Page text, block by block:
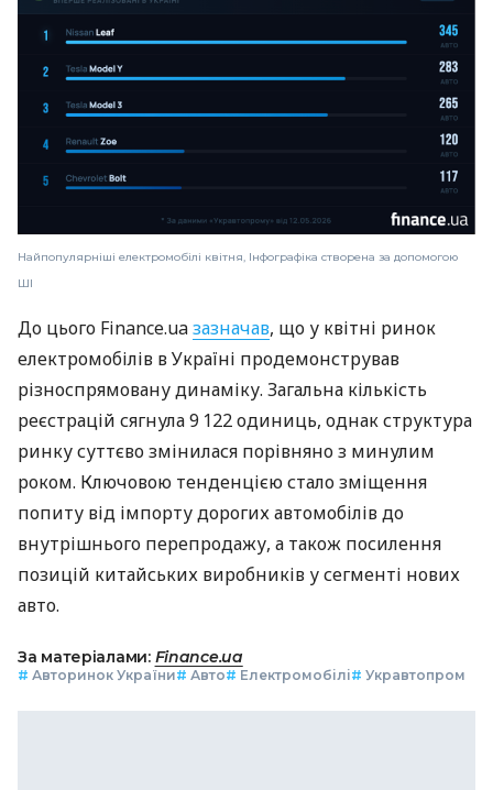
Найпопулярніші електромобілі квітня, Інфографіка створена за допомогою
ШІ
До цього Finance.uaзазначав, що у квітні ринок
електромобілів в Україні продемонстрував
різноспрямовану динаміку. Загальна кількість
реєстрацій сягнула 9 122 одиниць, однак структура
ринку суттєво змінилася порівняно з минулим
роком. Ключовою тенденцією стало зміщення
попиту від імпорту дорогих автомобілів до
внутрішнього перепродажу, а також посилення
позицій китайських виробників у сегменті нових
авто.
За матеріалами: Finance.ua
# Авторинок України# Авто# Електромобілі# Укравтопром